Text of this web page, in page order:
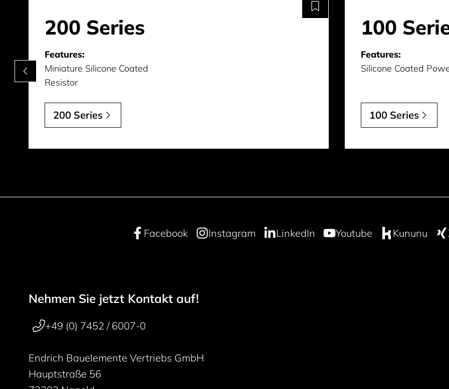
200 Series
Features:
Miniature Silicone Coated
Resistor
200 Series
100
Features:
Silicone Coated
100 Series
Facebook Instagram LinkedIn Youtube Kununu
50 years
Footer navigation
Nehmen Sie jetzt Kontakt auf!
+49 (0) 7452 / 6007-0
Endrich Bauelemente Vertriebs GmbH
Hauptstraße 56